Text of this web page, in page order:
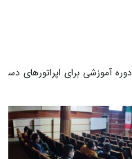
دوره آموزشی برای اپراتورهای